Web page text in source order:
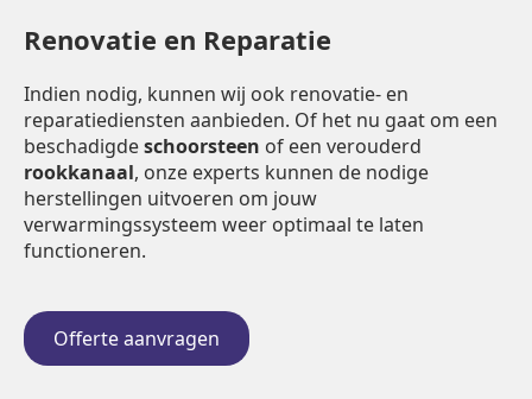
Renovatie en Reparatie
Indien nodig, kunnen wij ook renovatie- en
reparatiediensten aanbieden. Of het nu gaat om een
beschadigdeschoorsteen of een verouderd
rookkanaal, onze experts kunnen de nodige
herstellingen uitvoeren om jouw
verwarmingssysteem weer optimaal te laten
functioneren.
Offerte aanvragen